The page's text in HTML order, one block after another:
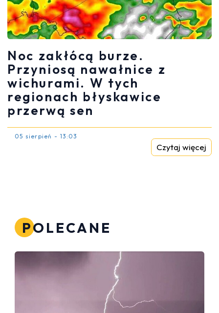
Noc zakłócą burze.
Przyniosą nawałnice z
wichurami. W tych
regionach błyskawice
przerwą sen
05 sierpień - 13:03
Czytaj więcej
POLECANE